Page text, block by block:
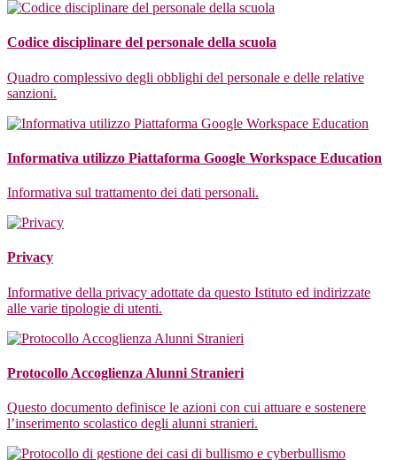
Codice disciplinare del personale della scuola
Quadro complessivo degli obblighi del personale e delle relative
sanzioni.
Informativa utilizzo Piattaforma Google Workspace Education
Informativa sul trattamento dei dati personali.
Privacy
Informative della privacy adottate da questo Istituto ed indirizzate
alle varie tipologie di utenti.
Protocollo Accoglienza Alunni Stranieri
Questo documento definisce le azioni con cui attuare e sostenere
l’inserimento scolastico degli alunni stranieri.